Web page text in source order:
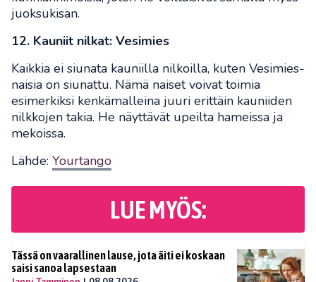
juoksukisan.
12. Kauniit nilkat: Vesimies
Kaikkia ei siunata kauniilla nilkoilla, kuten Vesimies-
naisia on siunattu. Nämä naiset voivat toimia
esimerkiksi kenkämalleina juuri erittäin kauniiden
nilkkojen takia. He näyttävät upeilta hameissa ja
mekoissa.
Lähde: Yourtango
LUE MYÖS:
Tässä on vaarallinen lause, jota äiti ei koskaan
saisi sanoa lapsestaan